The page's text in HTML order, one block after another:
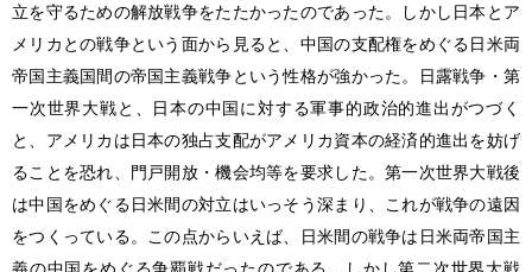
立を守るための解放戦争をたたかったのであった。しかし日本とア
メリカとの戦争という面から見ると、中国の支配権をめぐる日米両
帝国主義国間の帝国主義戦争という性格が強かった。日露戦争・第
一次世界大戦と、日本の中国に対する軍事的政治的進出がつづく
と、アメリカは日本の独占支配がアメリカ資本の経済的進出を妨げ
ることを恐れ、門戸開放・機会均等を要求した。第一次世界大戦後
は中国をめぐる日米間の対立はいっそう深まり、これが戦争の遠因
をつくっている。この点からいえば、日米間の戦争は日米両帝国主
義の中国をめぐる争覇戦だったのである。しかし第二次世界大戦